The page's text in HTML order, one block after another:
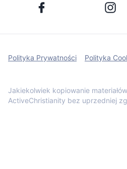
Jakiekolwiek kopiowanie
ActiveChristianity bez uprzedniej
Polityka Prywatności Polityka